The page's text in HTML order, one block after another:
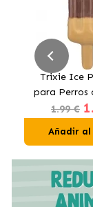
Trixie Ice
para Perros
1.99 €
Añadir